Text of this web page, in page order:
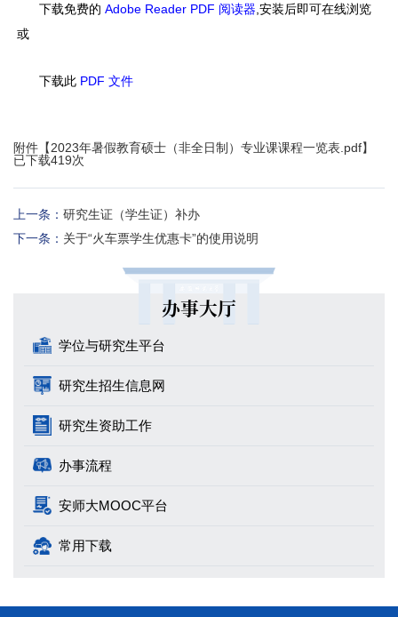
下载免费的 Adobe Reader PDF 阅读器 ,安装后即可在线浏览
或
下载此 PDF 文件
附件【2023年暑假教育硕士（非全日制）专业课课程一览表.pdf】
已下载419次
上一条： 研究生证（学生证）补办
下一条： 关于“火车票学生优惠卡”的使用说明
办事大厅
学位与研究生平台
研究生招生信息网
研究生资助工作
办事流程
安师大MOOC平台
常用下载